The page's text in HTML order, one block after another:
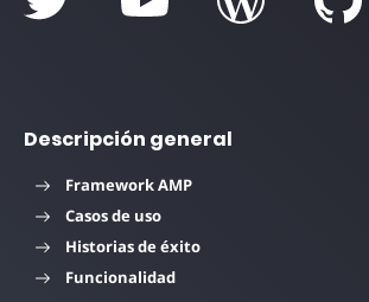
Descripción general
Framework AMP
Casos de uso
Historias de éxito
Funcionalidad